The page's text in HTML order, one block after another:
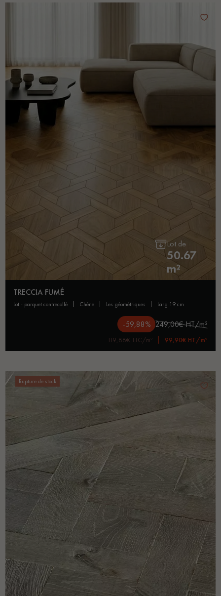
Lot de
50.67
m²
TRECCIA FUMÉ
lot - parquet contrecollé chêne les géométriques larg 19 cm
-59,88% 249,00€ HT/m²
119,88€ TTC/m² 99,90€ HT/m²
Rupture de stock